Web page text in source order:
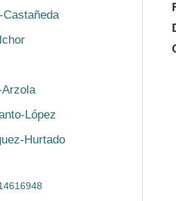
López
Hurtado